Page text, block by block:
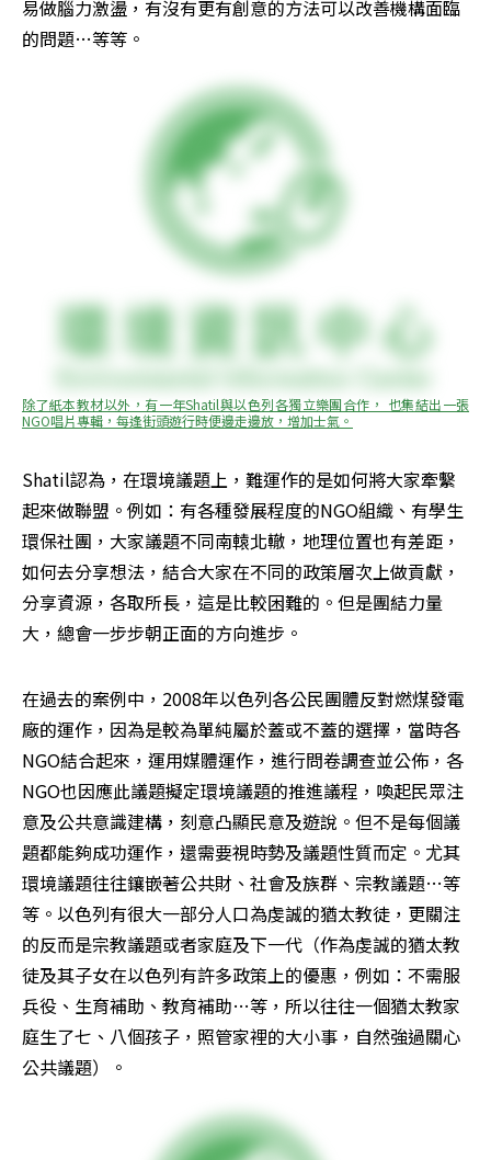
易做腦力激盪，有沒有更有創意的方法可以改善機構面臨
的問題…等等。
除了紙本教材以外，有一年Shatil與以色列各獨立樂團合作， 也集結出一張
NGO唱片專輯，每逢街頭遊行時便邊走邊放，增加士氣。
Shatil認為，在環境議題上，難運作的是如何將大家牽繫
起來做聯盟。例如：有各種發展程度的NGO組織、有學生
環保社團，大家議題不同南轅北轍，地理位置也有差距，
如何去分享想法，結合大家在不同的政策層次上做貢獻，
分享資源，各取所長，這是比較困難的。但是團結力量
大，總會一步步朝正面的方向進步。
在過去的案例中，2008年以色列各公民團體反對燃煤發電
廠的運作，因為是較為單純屬於蓋或不蓋的選擇，當時各
NGO結合起來，運用媒體運作，進行問卷調查並公佈，各
NGO也因應此議題擬定環境議題的推進議程，喚起民眾注
意及公共意識建構，刻意凸顯民意及遊說。但不是每個議
題都能夠成功運作，還需要視時勢及議題性質而定。尤其
環境議題往往鑲嵌著公共財、社會及族群、宗教議題…等
等。以色列有很大一部分人口為虔誠的猶太教徒，更關注
的反而是宗教議題或者家庭及下一代（作為虔誠的猶太教
徒及其子女在以色列有許多政策上的優惠，例如：不需服
兵役、生育補助、教育補助…等，所以往往一個猶太教家
庭生了七、八個孩子，照管家裡的大小事，自然強過關心
公共議題）。